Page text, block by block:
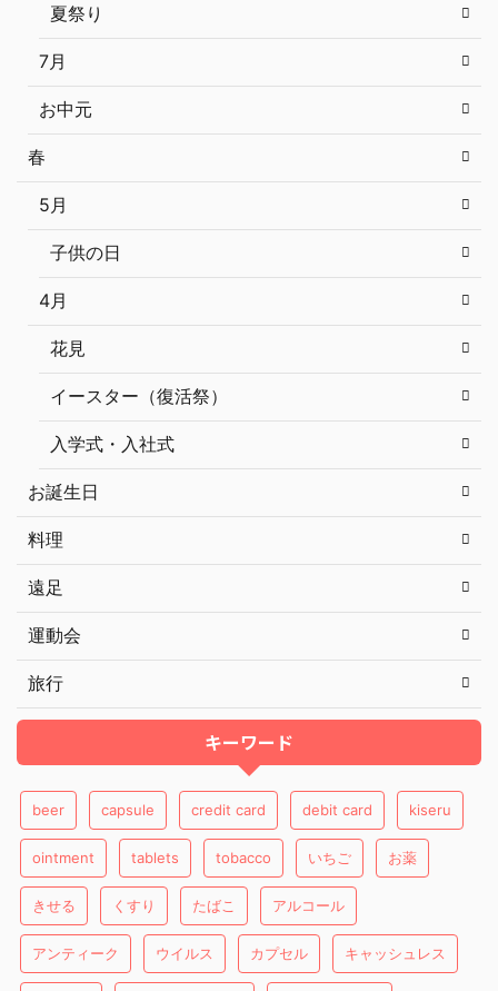
夏祭り
7月
お中元
春
5月
子供の日
4月
花見
イースター（復活祭）
入学式・入社式
お誕生日
料理
遠足
運動会
旅行
キーワード
beer capsule credit card debit card kiseru
ointment tablets tobacco いちご お薬
きせる くすり たばこ アルコール
アンティーク ウイルス カプセル キャッシュレス